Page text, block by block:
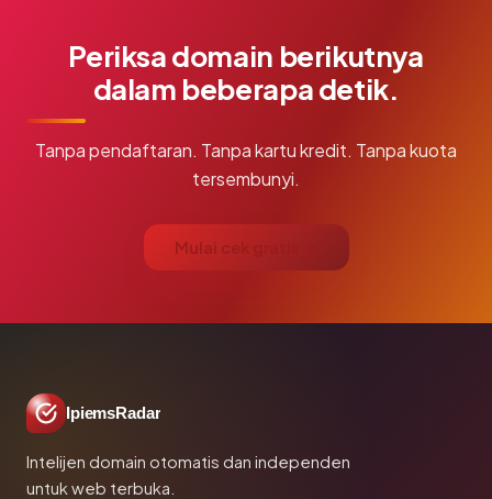
Periksa domain berikutnya
dalam beberapa detik.
Tanpa pendaftaran. Tanpa kartu kredit. Tanpa kuota
tersembunyi.
Mulai cek gratis →
IpiemsRadar
Intelijen domain otomatis dan independen
untuk web terbuka.